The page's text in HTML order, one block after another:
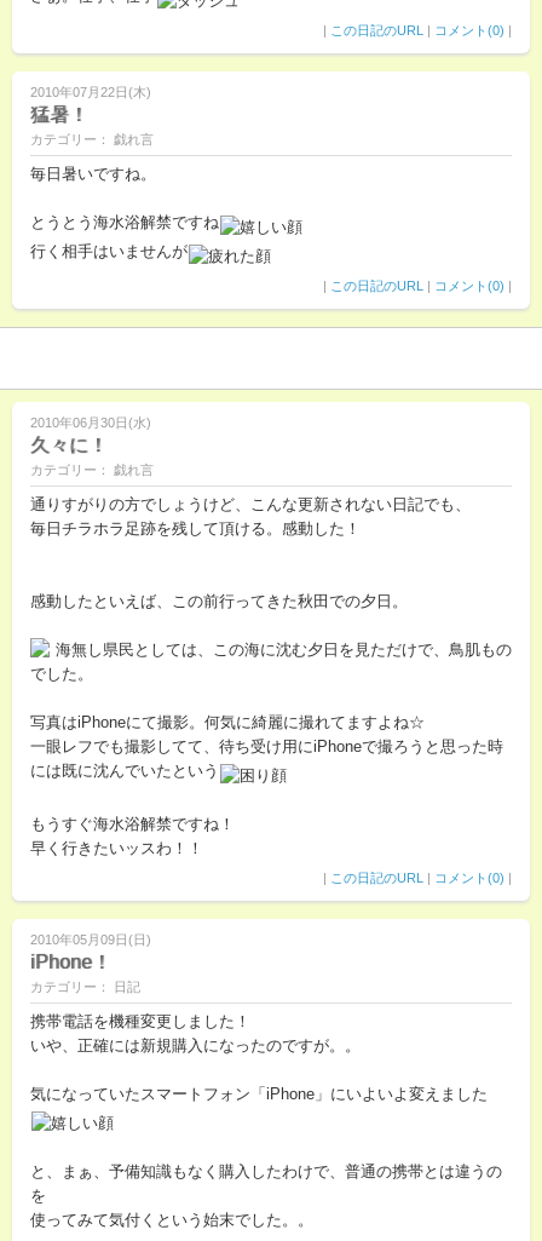
| この日記のURL | コメント(0) |
2010年07月22日(木)
猛暑！
カテゴリー： 戯れ言
毎日暑いですね。
とうとう海水浴解禁ですね
行く相手はいませんが
| この日記のURL | コメント(0) |
2010年06月30日(水)
久々に！
カテゴリー： 戯れ言
通りすがりの方でしょうけど、こんな更新されない日記でも、
毎日チラホラ足跡を残して頂ける。感動した！
感動したといえば、この前行ってきた秋田での夕日。
海無し県民としては、この海に沈む夕日を見ただけで、鳥肌もの
でした。
写真はiPhoneにて撮影。何気に綺麗に撮れてますよね☆
一眼レフでも撮影してて、待ち受け用にiPhoneで撮ろうと思った時
には既に沈んでいたという
もうすぐ海水浴解禁ですね！
早く行きたいッスわ！！
| この日記のURL | コメント(0) |
2010年05月09日(日)
iPhone！
カテゴリー： 日記
携帯電話を機種変更しました！
いや、正確には新規購入になったのですが。。
気になっていたスマートフォン「iPhone」にいよいよ変えました
と、まぁ、予備知識もなく購入したわけで、普通の携帯とは違うの
を
使ってみて気付くという始末でした。。